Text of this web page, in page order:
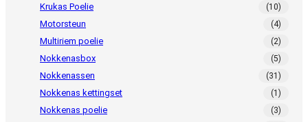
Krukas Poelie (10)
Motorsteun (4)
Multiriem poelie (2)
Nokkenasbox (5)
Nokkenassen (31)
Nokkenas kettingset (1)
Nokkenas poelie (3)